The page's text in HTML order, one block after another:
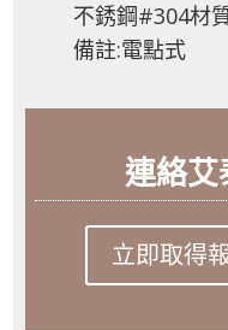
不銹鋼#304材
備註:電點式
連絡
立即取得